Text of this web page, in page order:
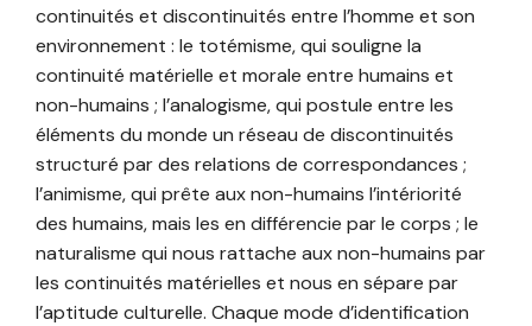
continuités et discontinuités entre l’homme et son
environnement : le totémisme, qui souligne la
continuité matérielle et morale entre humains et
non-humains ; l’analogisme, qui postule entre les
éléments du monde un réseau de discontinuités
structuré par des relations de correspondances ;
l’animisme, qui prête aux non-humains l’intériorité
des humains, mais les en différencie par le corps ; le
naturalisme qui nous rattache aux non-humains par
les continuités matérielles et nous en sépare par
l’aptitude culturelle. Chaque mode d’identification